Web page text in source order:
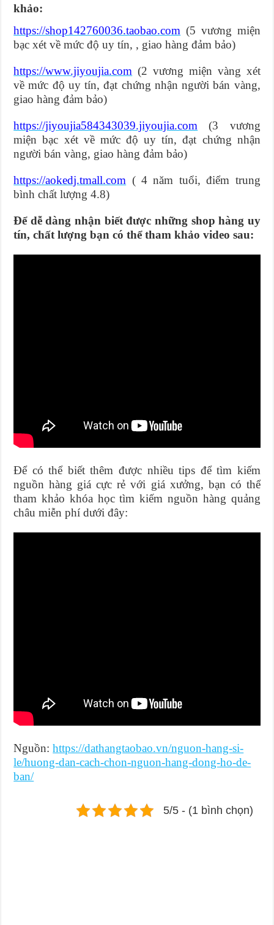
khảo:
https://shop142760036.taobao.com (5 vương miện
bạc xét về mức độ uy tín, , giao hàng đảm bảo)
https://www.jiyoujia.com (2 vương miện vàng xét
về mức độ uy tín, đạt chứng nhận người bán vàng,
giao hàng đảm bảo)
https://jiyoujia584343039.jiyoujia.com (3 vương
miện bạc xét về mức độ uy tín, đạt chứng nhận
người bán vàng, giao hàng đảm bảo)
https://aokedj.tmall.com ( 4 năm tuổi, điểm trung
bình chất lượng 4.8)
Để dễ dàng nhận biết được những shop hàng uy
tín, chất lượng bạn có thể tham khảo video sau:
Để có thể biết thêm được nhiều tips để tìm kiếm
nguồn hàng giá cực rẻ với giá xưởng, bạn có thể
tham khảo khóa học tìm kiếm nguồn hàng quảng
châu miễn phí dưới đây:
Nguồn:https://dathangtaobao.vn/nguon-hang-si-
le/huong-dan-cach-chon-nguon-hang-dong-ho-de-
ban/
5/5 - (1 bình chọn)